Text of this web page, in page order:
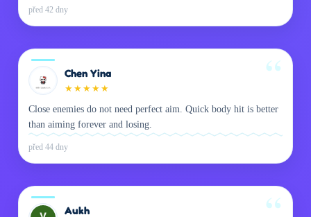
před 42 dny
Chen Yina
★ ★ ★ ★ ★
Close enemies do not need perfect aim. Quick body hit is better
than aiming forever and losing.
před 44 dny
Aukh